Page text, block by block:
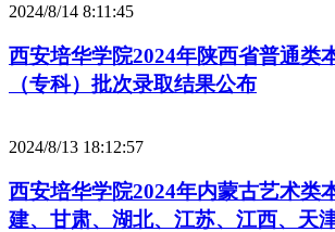
2024/8/14 8:11:45
西安培华学院2024年陕西省普通类
（专科）批次录取结果公布
2024/8/13 18:12:57
西安培华学院2024年内蒙古艺术类
建、甘肃、湖北、江苏、江西、天